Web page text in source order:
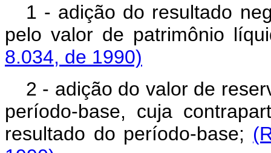
1 - adição do resultado
pelo valor de patrimônio
8.034, de 1990)
2 - adição do valor de
período-base, cuja
resultado do período-base;